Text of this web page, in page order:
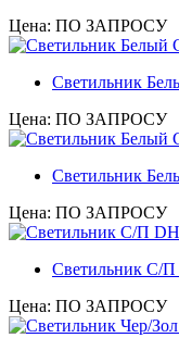
Цена: ПО ЗАПРОСУ
Светильник
Цена: ПО ЗАПРОСУ
Светильник
Цена: ПО ЗАПРОСУ
Светильник С/
Цена: ПО ЗАПРОСУ